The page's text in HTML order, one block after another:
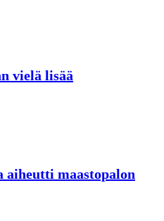
vielä lisää
maastopalon